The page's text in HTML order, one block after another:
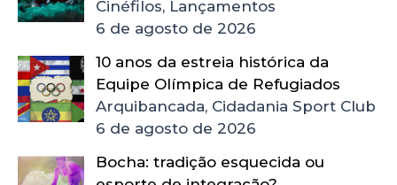
Cinéfilos, Lançamentos
6 de agosto de 2026
10 anos da estreia histórica da
Equipe Olímpica de Refugiados
Arquibancada, Cidadania Sport Club
6 de agosto de 2026
Bocha: tradição esquecida ou